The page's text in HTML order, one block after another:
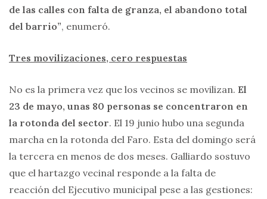
de las calles con falta de granza, el abandono total
del barrio”, enumeró.
Tres movilizaciones, cero respuestas
No es la primera vez que los vecinos se movilizan. El
23 de mayo, unas 80 personas se concentraron en
la rotonda del sector. El 19 junio hubo una segunda
marcha en la rotonda del Faro. Esta del domingo será
la tercera en menos de dos meses. Galliardo sostuvo
que el hartazgo vecinal responde a la falta de
reacción del Ejecutivo municipal pese a las gestiones: